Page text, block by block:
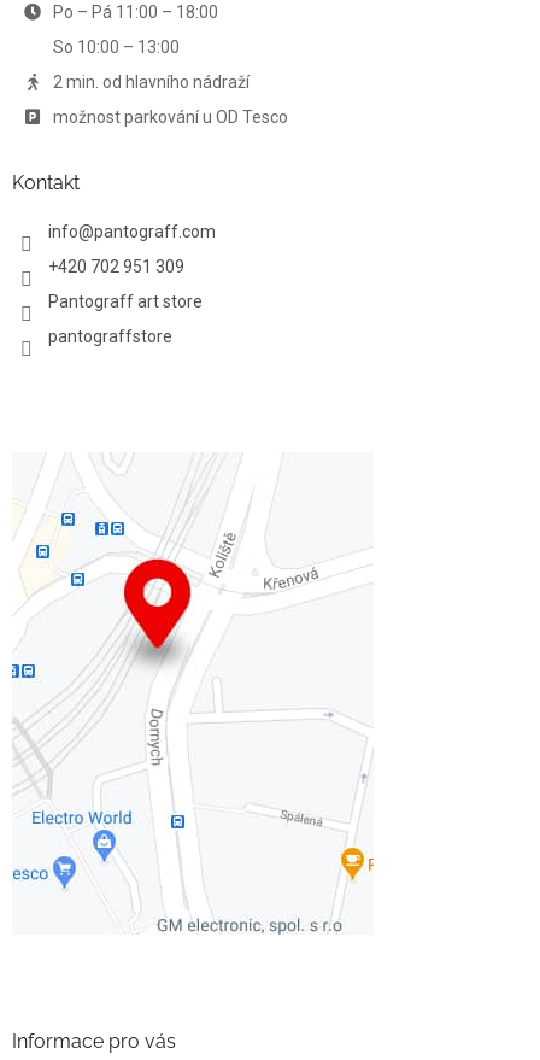
Po – Pá 11:00 – 18:00
So 10:00 – 13:00
2 min. od hlavního nádraží
možnost parkování u OD Tesco
Kontakt
info@pantograff.com
+420 702 951 309
Pantograff art store
pantograffstore
Informace pro vás